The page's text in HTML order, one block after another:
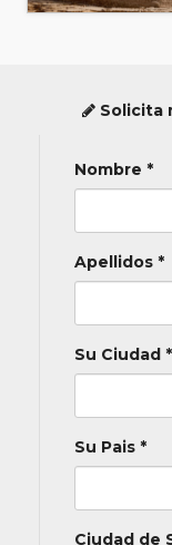
Solicita
Nombre *
Apellidos *
Su Ciudad *
Su Pais *
Ciudad de